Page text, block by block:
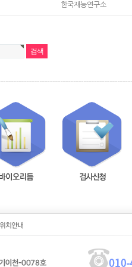
한국재능연구소